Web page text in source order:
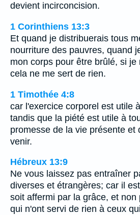
devient incirconcision.
1 Corinthiens 13:3
Et quand je distribuerais tous
nourriture des pauvres, quand
mon corps pour être brûlé, si je
cela ne me sert de rien.
1 Timothée 4:8
car l'exercice corporel est utile
tandis que la piété est utile à
promesse de la vie présente et
venir.
Hébreux 13:9
Ne vous laissez pas entraîner
diverses et étrangères; car il
soit affermi par la grâce, et non
qui n'ont servi de rien à ceux